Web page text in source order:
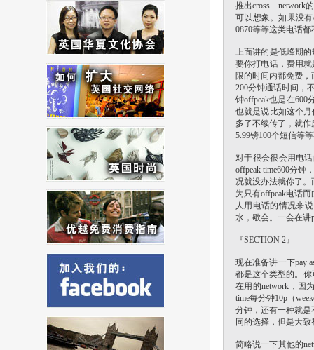
推出cross－network
可以想象。如果没
0870等等这类电话
上面讲的是低峰期
要你打电话，费用
限的时间内都免费
200分钟通话时间，
钟offpeak也是在600
也就是说比如这个
多了不续传了，就
5.99镑100个短信等
对于很会很会用电
offpeak time600分
况就没办法就你了。
为只有offpeak电话
人用电话的情况来
水，歇会。一会在讲
『SECTION 2』
现在准备讲一下pay
都是这个类型的。
在用的network，因
time每分钟10p（
分钟，还有一种就是
同的选择，但是大
简略说一下其他的